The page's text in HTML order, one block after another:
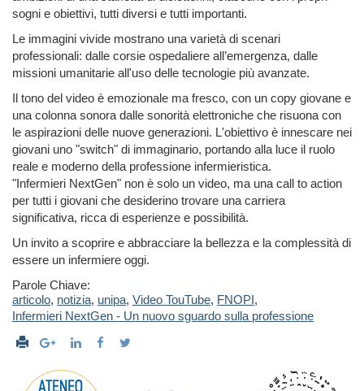
sogni e obiettivi, tutti diversi e tutti importanti.
Le immagini vivide mostrano una varietà di scenari
professionali: dalle corsie ospedaliere all’emergenza, dalle
missioni umanitarie all'uso delle tecnologie più avanzate.
Il tono del video è emozionale ma fresco, con un copy giovane e
una colonna sonora dalle sonorità elettroniche che risuona con
le aspirazioni delle nuove generazioni. L'obiettivo è innescare nei
giovani uno "switch" di immaginario, portando alla luce il ruolo
reale e moderno della professione infermieristica.
"Infermieri NextGen" non è solo un video, ma una call to action
per tutti i giovani che desiderino trovare una carriera
significativa, ricca di esperienze e possibilità.
Un invito a scoprire e abbracciare la bellezza e la complessità di
essere un infermiere oggi.
Parole Chiave:
articolo, notizia, unipa, Video TouTube, FNOPI,
Infermieri NextGen - Un nuovo sguardo sulla professione